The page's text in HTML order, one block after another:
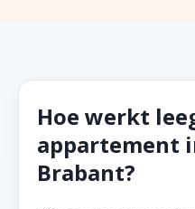
Hoe werkt
appartement
Brabant?